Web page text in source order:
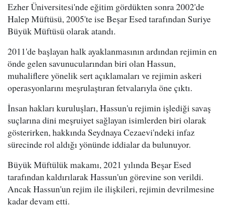
Ezher Üniversitesi'nde eğitim gördükten sonra 2002'de
Halep Müftüsü, 2005'te ise Beşar Esed tarafından Suriye
Büyük Müftüsü olarak atandı.
2011'de başlayan halk ayaklanmasının ardından rejimin en
önde gelen savunucularından biri olan Hassun,
muhaliflere yönelik sert açıklamaları ve rejimin askeri
operasyonlarını meşrulaştıran fetvalarıyla öne çıktı.
İnsan hakları kuruluşları, Hassun'u rejimin işlediği savaş
suçlarına dini meşruiyet sağlayan isimlerden biri olarak
gösterirken, hakkında Seydnaya Cezaevi'ndeki infaz
sürecinde rol aldığı yönünde iddialar da bulunuyor.
Büyük Müftülük makamı, 2021 yılında Beşar Esed
tarafından kaldırılarak Hassun'un görevine son verildi.
Ancak Hassun'un rejim ile ilişkileri, rejimin devrilmesine
kadar devam etti.